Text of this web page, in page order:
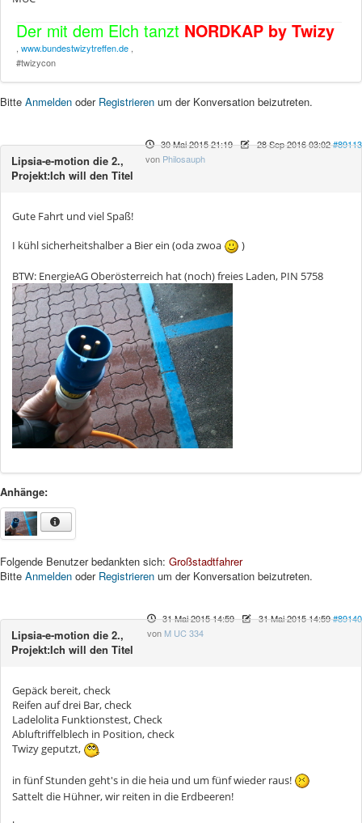
Der mit dem Elch tanzt NORDKAP by Twizy
www.bundestwizytreffen.de
#twizycon
Bitte Anmelden oder Registrieren um der Konversation beizutreten.
30 Mai 2015 21:19- 28 Sep 2016 03:02#89113
von Philosauph
Lipsia-e-motion die 2.,
Projekt:Ich will den Titel
Gute Fahrt und viel Spaß!
I kühl sicherheitshalber a Bier ein (oda zwoa
)
BTW: EnergieAG Oberösterreich hat (noch) freies Laden, PIN 5758
Anhänge:
Folgende Benutzer bedankten sich: Großstadtfahrer
Bitte Anmelden oder Registrieren um der Konversation beizutreten.
31 Mai 2015 14:59- 31 Mai 2015 14:59#89140
von M UC 334
Lipsia-e-motion die 2.,
Projekt:Ich will den Titel
Gepäck bereit, check
Reifen auf drei Bar, check
Ladelolita Funktionstest, Check
Abluftriffelblech in Position, check
Twizy geputzt,
in fünf Stunden geht's in die heia und um fünf wieder raus!
Sattelt die Hühner, wir reiten in die Erdbeeren!